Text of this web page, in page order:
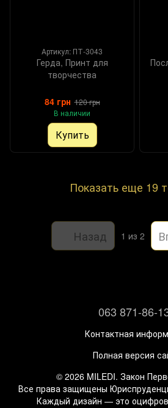
Артикул: ПТ-3043
Герда, Принт для
творчества
84 грн 120 грн
В наличии
Купить
Показать еще 19
Назад 1 из 2
063 871-86-
Контактная
Полная версия
© 2026 MILEDI. Закон
Все права защищены
Каждый дизайн — это